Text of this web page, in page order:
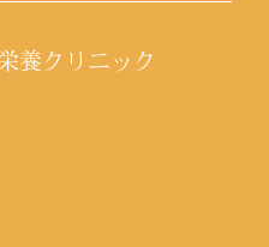
養クリニック